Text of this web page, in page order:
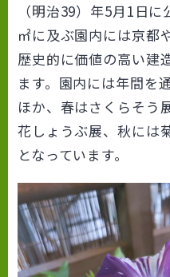
（明治39）年5月1日
㎡に及ぶ園内には京都
歴史的に価値の高い建
ます。園内には年間を
ほか、春はさくらそう
花しょうぶ展、秋には
となっています。